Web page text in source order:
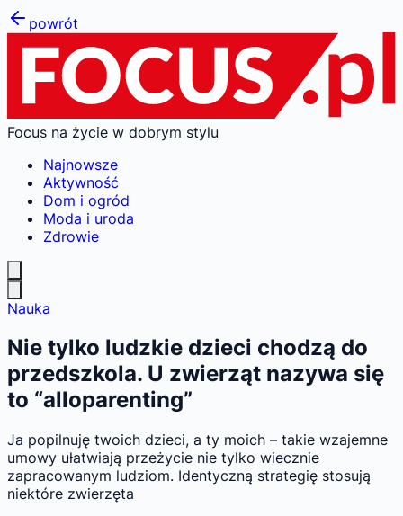
powrót
Focus na życie w dobrym stylu
Najnowsze
Aktywność
Dom i ogród
Moda i uroda
Zdrowie
Nauka
Nie tylko ludzkie dzieci chodzą do
przedszkola. U zwierząt nazywa się
to “alloparenting”
Ja popilnuję twoich dzieci, a ty moich – takie wzajemne
umowy ułatwiają przeżycie nie tylko wiecznie
zapracowanym ludziom. Identyczną strategię stosują
niektóre zwierzęta